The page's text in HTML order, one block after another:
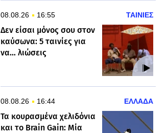
08.08.26 16:55 ΤΑΙΝΙΕΣ
Δεν είσαι μόνος σου στον
καύσωνα: 5 ταινίες για
να… λιώσεις
08.08.26 16:44 ΕΛΛΑΔΑ
Τα κουρασμένα χελιδόνια
και το Brain Gain: Μία